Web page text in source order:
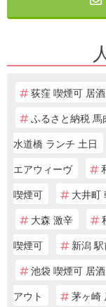
荻窪 喫煙可 居
ふるさと納税
水道橋 ランチ 土日
エアウィーヴ
喫煙可
大井町
大森 激辛
喫煙可
新潟
池袋 喫煙可 居
アウト
茅ヶ崎